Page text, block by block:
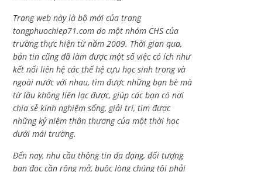
Trang web này là bộ mới của trang
tongphuochiep71.com do một nhóm CHS của
trường thực hiện từ năm 2009. Thời gian qua,
bản tin cũng đã làm được một số việc có ích như
kết nối liên hệ các thế hệ cựu học sinh trong và
ngoài nước với nhau, tìm được những bạn bè mà
từ lâu không liên lạc được, giúp các bạn có nơi
chia sẻ kinh nghiệm sống, giải trí, tìm được
những kỷ niệm thân thương của một thời học
dưới mái trường.
Đến nay, nhu cầu thông tin đa dạng, đối tượng
bạn đọc cần rộng mở, buộc lòng chúng tôi phải